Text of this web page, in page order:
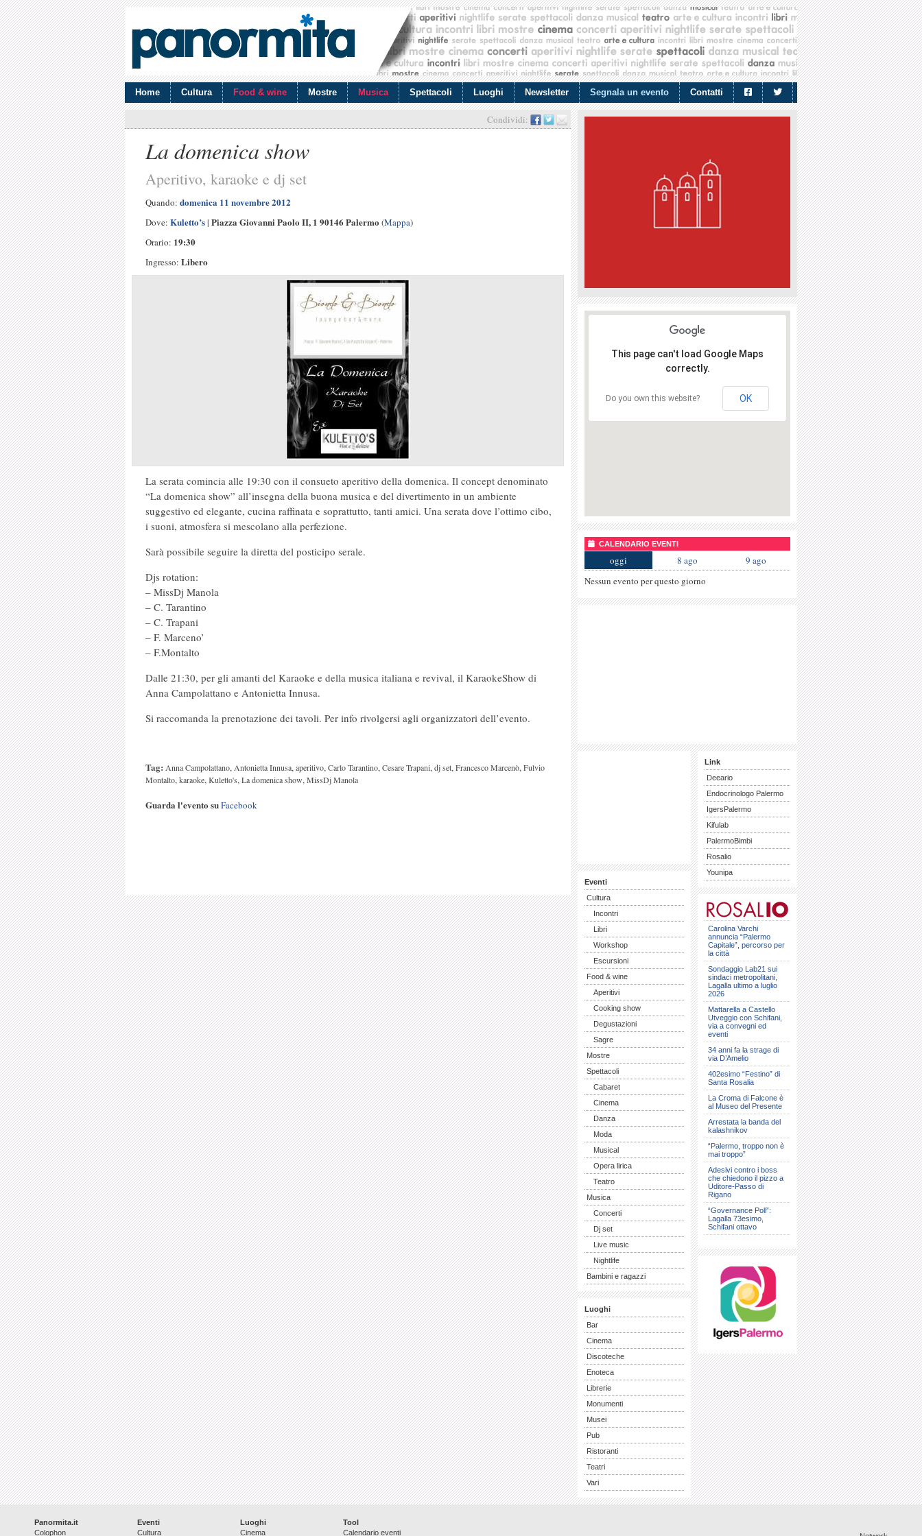
Home Cultura Food & wine Mostre Musica Spettacoli Luoghi Newsletter Segnala un evento Contatti
Condividi:
La domenica show
Aperitivo, karaoke e dj set
Quando: domenica 11 novembre 2012
Dove: Kuletto’s| Piazza Giovanni Paolo II, 1 90146 Palermo (Mappa)
Orario: 19:30
Ingresso: Libero
La serata comincia alle 19:30 con il consueto aperitivo della domenica. Il concept denominato
“La domenica show” all’insegna della buona musica e del divertimento in un ambiente
suggestivo ed elegante, cucina raffinata e soprattutto, tanti amici. Una serata dove l’ottimo cibo,
i suoni, atmosfera si mescolano alla perfezione.
Sarà possibile seguire la diretta del posticipo serale.
Djs rotation:
– MissDj Manola
– C. Tarantino
– C. Trapani
– F. Marceno’
– F.Montalto
Dalle 21:30, per gli amanti del Karaoke e della musica italiana e revival, il KaraokeShow di
Anna Campolattano e Antonietta Innusa.
Si raccomanda la prenotazione dei tavoli. Per info rivolgersi agli organizzatori dell’evento.
Tag: Anna Campolattano, Antonietta Innusa,aperitivo,Carlo Tarantino,Cesare Trapani,dj set,Francesco Marcenò,Fulvio
Montalto,karaoke,Kuletto's,La domenica show,MissDj Manola
Guarda l'evento suFacebook
This page can't load Google Maps
correctly.
Do you own this website? OK
CALENDARIO EVENTI
oggi 8 ago
9 ago
Nessun evento per questo giorno
Eventi
Cultura
Incontri
Libri
Workshop
Escursioni
Food & wine
Aperitivi
Cooking show
Degustazioni
Sagre
Mostre
Spettacoli
Cabaret
Cinema
Danza
Moda
Musical
Opera lirica
Teatro
Musica
Concerti
Dj set
Live music
Nightlife
Bambini e ragazzi
Luoghi
Bar
Cinema
Discoteche
Enoteca
Librerie
Monumenti
Musei
Pub
Ristoranti
Teatri
Vari
Link
Deeario
Endocrinologo Palermo
IgersPalermo
Kifulab
PalermoBimbi
Rosalio
Younipa
Carolina Varchi
annuncia “Palermo
Capitale”, percorso per
la città
Sondaggio Lab21 sui
sindaci metropolitani,
Lagalla ultimo a luglio
2026
Mattarella a Castello
Utveggio con Schifani,
via a convegni ed
eventi
34 anni fa la strage di
via D’Amelio
402esimo “Festino” di
Santa Rosalia
La Croma di Falcone è
al Museo del Presente
Arrestata la banda del
kalashnikov
“Palermo, troppo non è
mai troppo”
Adesivi contro i boss
che chiedono il pizzo a
Uditore-Passo di
Rigano
“Governance Poll”:
Lagalla 73esimo,
Schifani ottavo
Panormita.it
Colophon
Eventi
Cultura
Luoghi
Cinema
Tool
Calendario eventi